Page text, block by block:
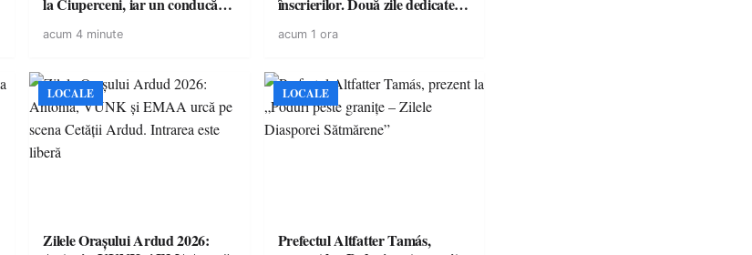
răsturnat la Bixad
acum 4 minute
în Țara Oașului
acum 1 ora
LOCALE
Zilele Orașului Ardud 2026:
LOCALE
Prefectul Altfatter Tamás,